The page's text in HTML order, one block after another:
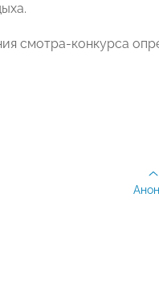
смотра-конкурса